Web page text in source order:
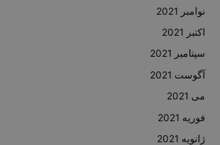
نوامبر 2021
اکتبر 2021
سپتامبر 2021
آگوست 2021
می 2021
فوریه 2021
ژانویه 2021